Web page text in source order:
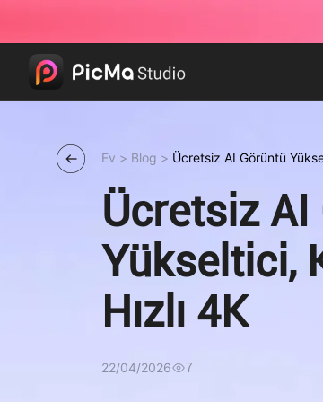
Ev > Blog > Ücretsiz AI Görüntü
Ücretsiz
Yükseltici,
Hızlı 4K
22/04/2026 7